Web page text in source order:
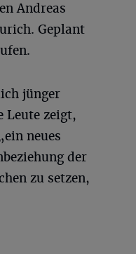
Andreas
Geplant
jünger
Leute zeigt,
neues
der
zu setzen,